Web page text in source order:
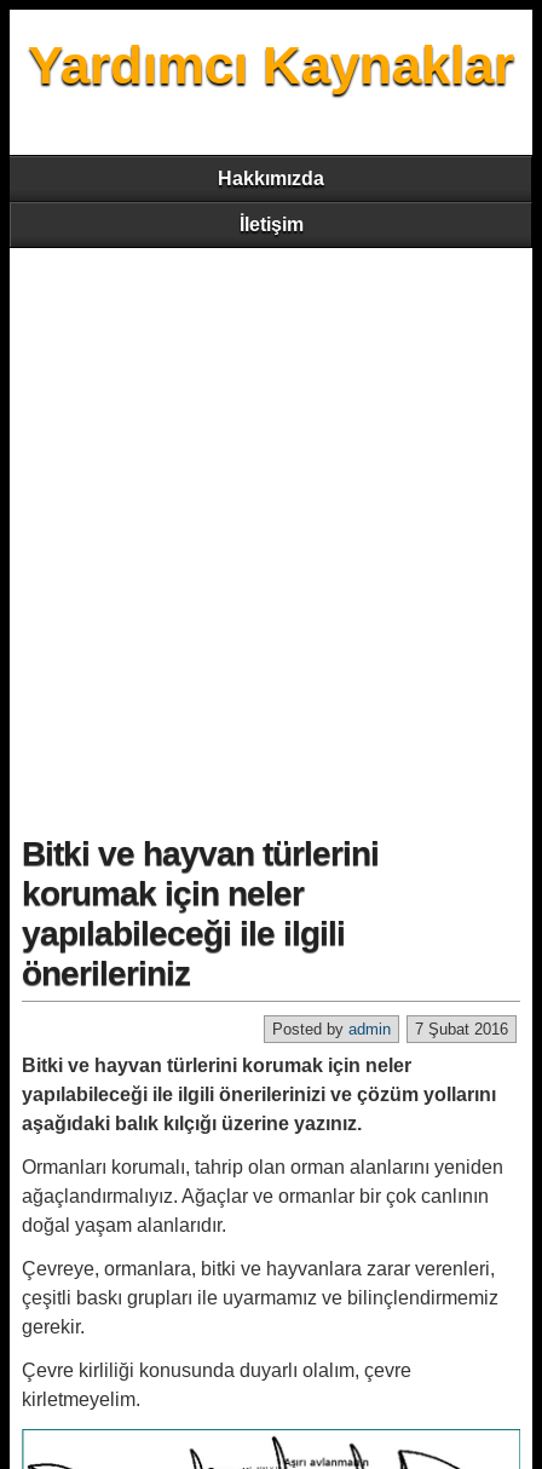
Yardımcı Kaynaklar
Hakkımızda
İletişim
Bitki ve hayvan türlerini
korumak için neler
yapılabileceği ile ilgili
önerileriniz
7 Şubat 2016
Posted by admin
Bitki ve hayvan türlerini korumak için neler
yapılabileceği ile ilgili önerilerinizi ve çözüm yollarını
aşağıdaki balık kılçığı üzerine yazınız.
Ormanları korumalı, tahrip olan orman alanlarını yeniden
ağaçlandırmalıyız. Ağaçlar ve ormanlar bir çok canlının
doğal yaşam alanlarıdır.
Çevreye, ormanlara, bitki ve hayvanlara zarar verenleri,
çeşitli baskı grupları ile uyarmamız ve bilinçlendirmemiz
gerekir.
Çevre kirliliği konusunda duyarlı olalım, çevre
kirletmeyelim.